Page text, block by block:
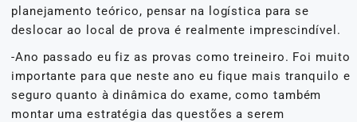
planejamento teórico, pensar na logística para se
deslocar ao local de prova é realmente imprescindível.
-Ano passado eu fiz as provas como treineiro. Foi muito
importante para que neste ano eu fique mais tranquilo e
seguro quanto à dinâmica do exame, como também
montar uma estratégia das questões a serem